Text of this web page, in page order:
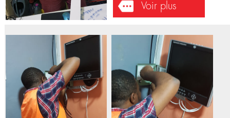
ELECTRONIQUES
Installation d'un système de vidéo
surveillance à SANTA BABARA
BONAMOUSSADI Dla KMER.